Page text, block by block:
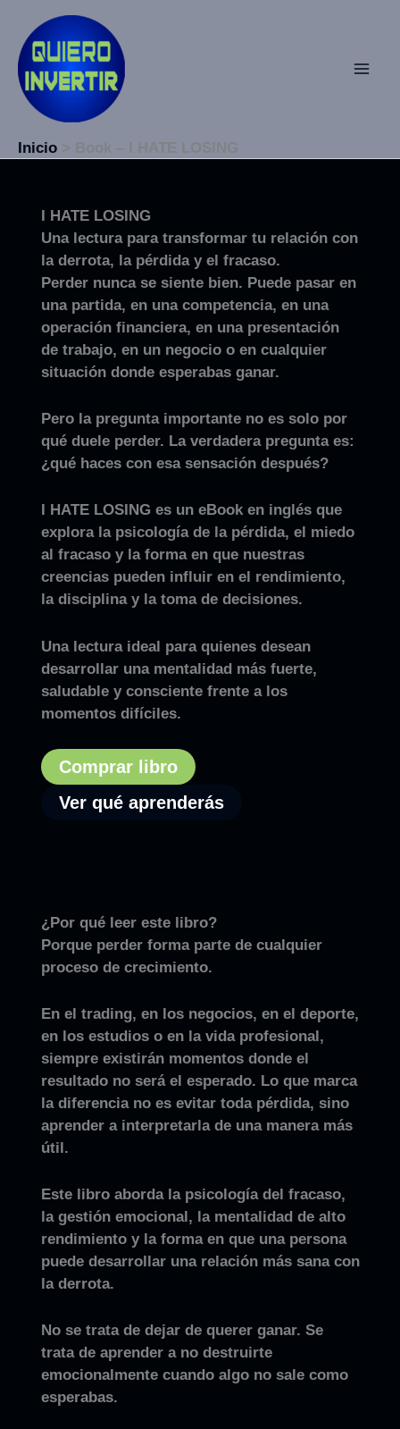
contenido
Inicio Book – I HATE LOSING
I HATE LOSING
Una lectura para transformar tu relación con
la derrota, la pérdida y el fracaso.
Perder nunca se siente bien. Puede pasar en
una partida, en una competencia, en una
operación financiera, en una presentación
de trabajo, en un negocio o en cualquier
situación donde esperabas ganar.
Pero la pregunta importante no es solo por
qué duele perder. La verdadera pregunta es:
¿qué haces con esa sensación después?
I HATE LOSING es un eBook en inglés que
explora la psicología de la pérdida, el miedo
al fracaso y la forma en que nuestras
creencias pueden influir en el rendimiento,
la disciplina y la toma de decisiones.
Una lectura ideal para quienes desean
desarrollar una mentalidad más fuerte,
saludable y consciente frente a los
momentos difíciles.
Comprar libro
Ver qué aprenderás
¿Por qué leer este libro?
Porque perder forma parte de cualquier
proceso de crecimiento.
En el trading, en los negocios, en el deporte,
en los estudios o en la vida profesional,
siempre existirán momentos donde el
resultado no será el esperado. Lo que marca
la diferencia no es evitar toda pérdida, sino
aprender a interpretarla de una manera más
útil.
Este libro aborda la psicología del fracaso,
la gestión emocional, la mentalidad de alto
rendimiento y la forma en que una persona
puede desarrollar una relación más sana con
la derrota.
No se trata de dejar de querer ganar. Se
trata de aprender a no destruirte
emocionalmente cuando algo no sale como
esperabas.